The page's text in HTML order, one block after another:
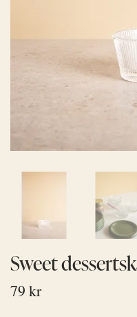
Sweet
79 kr